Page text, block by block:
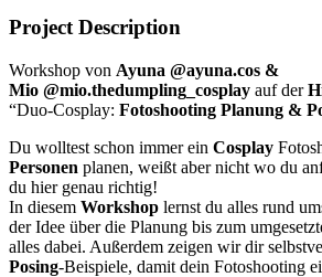
Project Description
Workshop von Ayuna @ayuna.cos &
Mio @mio.thedumpling_cosplay auf der
“Duo-Cosplay: Fotoshooting Planung &
Du wolltest schon immer ein Cosplay
Personen planen, weißt aber nicht wo du
du hier genau richtig!
In diesem Workshop lernst du alles rund
der Idee über die Planung bis zum
alles dabei. Außerdem zeigen wir dir
Posing-Beispiele, damit dein Fotoshooting